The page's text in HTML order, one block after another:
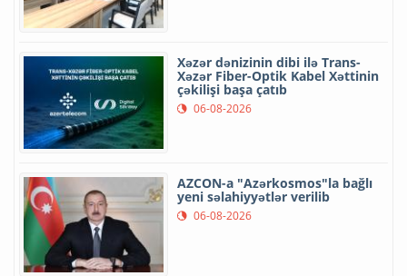
Xəzər dənizinin dibi ilə Trans-
Xəzər Fiber-Optik Kabel Xəttinin
çəkilişi başa çatıb
06-08-2026
AZCON-a "Azərkosmos"la bağlı
yeni səlahiyyətlər verilib
06-08-2026